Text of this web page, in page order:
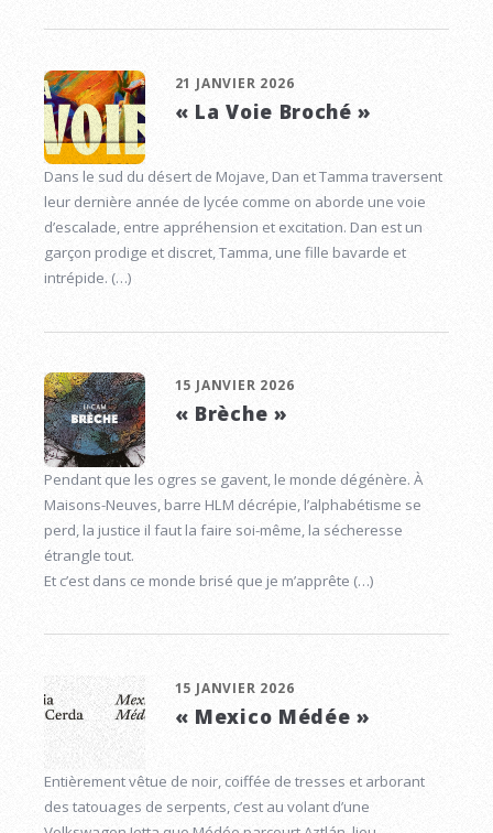
21 JANVIER 2026
« La Voie Broché »
Dans le sud du désert de Mojave, Dan et Tamma traversent
leur dernière année de lycée comme on aborde une voie
d’escalade, entre appréhension et excitation. Dan est un
garçon prodige et discret, Tamma, une fille bavarde et
intrépide. (…)
15 JANVIER 2026
« Brèche »
Pendant que les ogres se gavent, le monde dégénère. À
Maisons-Neuves, barre HLM décrépie, l’alphabétisme se
perd, la justice il faut la faire soi-même, la sécheresse
étrangle tout.
Et c’est dans ce monde brisé que je m’apprête (…)
15 JANVIER 2026
« Mexico Médée »
Entièrement vêtue de noir, coiffée de tresses et arborant
des tatouages de serpents, c’est au volant d’une